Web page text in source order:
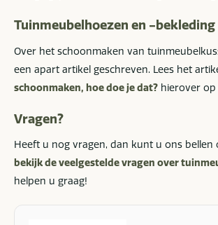
Tuinmeubelhoezen en -bekleding
Over het schoonmaken van
een apart artikel geschreven. Lees het
schoonmaken, hoe doe je dat? hierover
Vragen?
Heeft u nog vragen, dan kunt u ons bellen
bekijk de veelgestelde vragen over
helpen u graag!